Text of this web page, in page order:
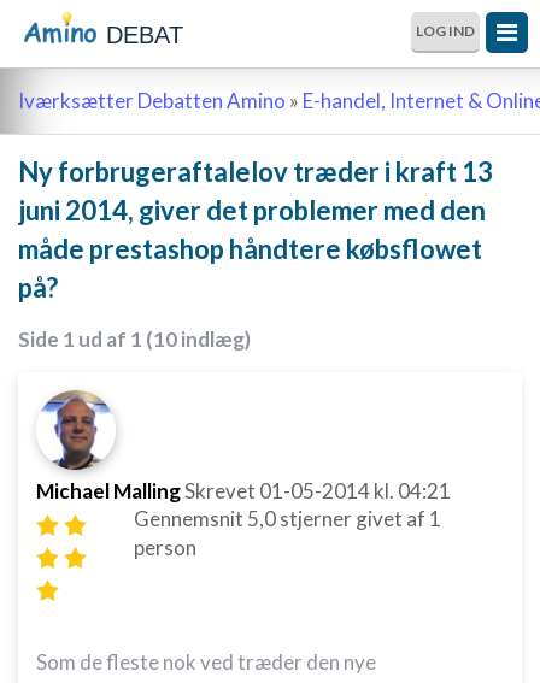
DEBAT LOG IND
Iværksætter Debatten Amino » E-handel, Internet &
Ny forbrugeraftalelov træder i kraft 13
juni 2014, giver det problemer med den
måde prestashop håndtere købsflowet
på?
Side 1 ud af 1 (10 indlæg)
Michael MallingSkrevet 01-05-2014kl. 04:21
Gennemsnit 5,0stjerner givet af 1
person
Som de fleste nok ved træder den nye